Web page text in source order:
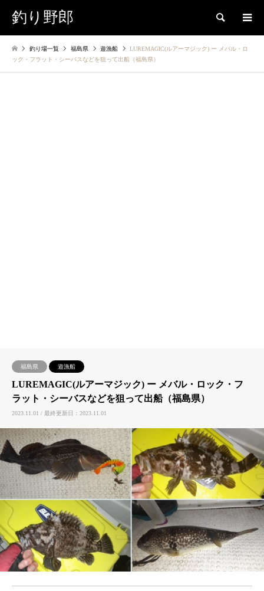
釣り野郎 検索
釣り場一覧 福島県 遊漁船
LUREMAGIC(ルアーマジック) ー メバル・ロ
ック・フラット・シーバスなどを狙って出船（福島県）
福島県 遊漁船
LUREMAGIC(ルアーマジック) ー メバル・ロック・フ
ラット・シーバスなどを狙って出船（福島県）
2023.11.01 / 最終更新日：2023.11.01